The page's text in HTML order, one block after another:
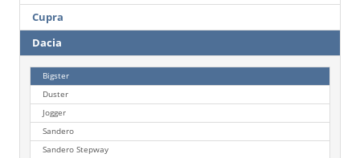
Cupra
Dacia
Bigster
Duster
Jogger
Sandero
Sandero Stepway